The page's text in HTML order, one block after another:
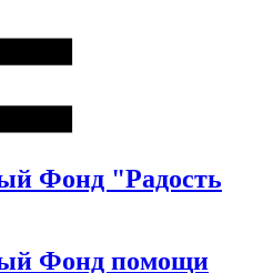
Фонд "Радость
Фонд помощи